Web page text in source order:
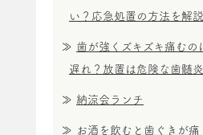
い？応急処置の方法を解説
歯が強くズキズキ痛むの
遅れ？放置は危険な歯髄
納涼会ランチ
お酒を飲むと歯ぐきが痛